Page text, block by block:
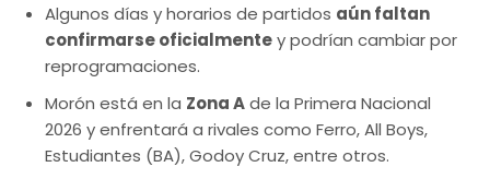
Algunos días y horarios de partidos aún faltan
confirmarse oficialmentey podrían cambiar por
reprogramaciones.
Morón está en la Zona Ade la Primera Nacional
2026 y enfrentará a rivales como Ferro, All Boys,
Estudiantes (BA), Godoy Cruz, entre otros.